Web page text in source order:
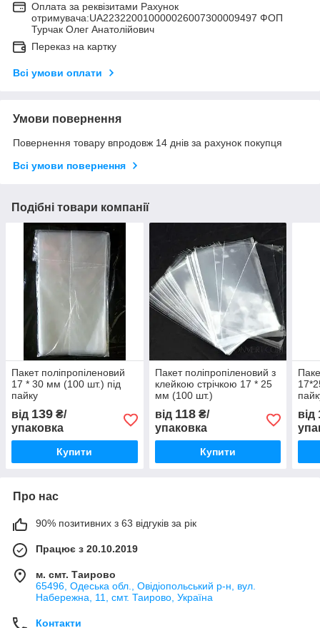
Оплата за реквізитами Рахунок
отримувача:UA223220010000026007300009497 ФОП
Турчак Олег Анатолійович
Переказ на картку
Всі умови оплати
Умови повернення
Повернення товару впродовж 14 днів за рахунок покупця
Всі умови повернення
Подібні товари компанії
Пакет поліпропіленовий
17 * 30 мм (100 шт.) під
пайку
від 139 ₴/
упаковка
Купити
Пакет поліпропіленовий з
клейкою стрічкою 17 * 25
мм (100 шт.)
від 118₴/
упаковка
Купити
від
Про нас
90% позитивних з 63 відгуків за рік
Працює з 20.10.2019
м. смт. Таирово
65496, Одеська обл., Овідіопольський р-н, вул.
Набережна, 11, смт. Таирово, Україна
Контакти